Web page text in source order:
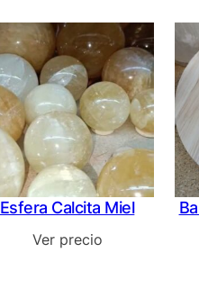
Esfera Calcita Miel
Ver precio